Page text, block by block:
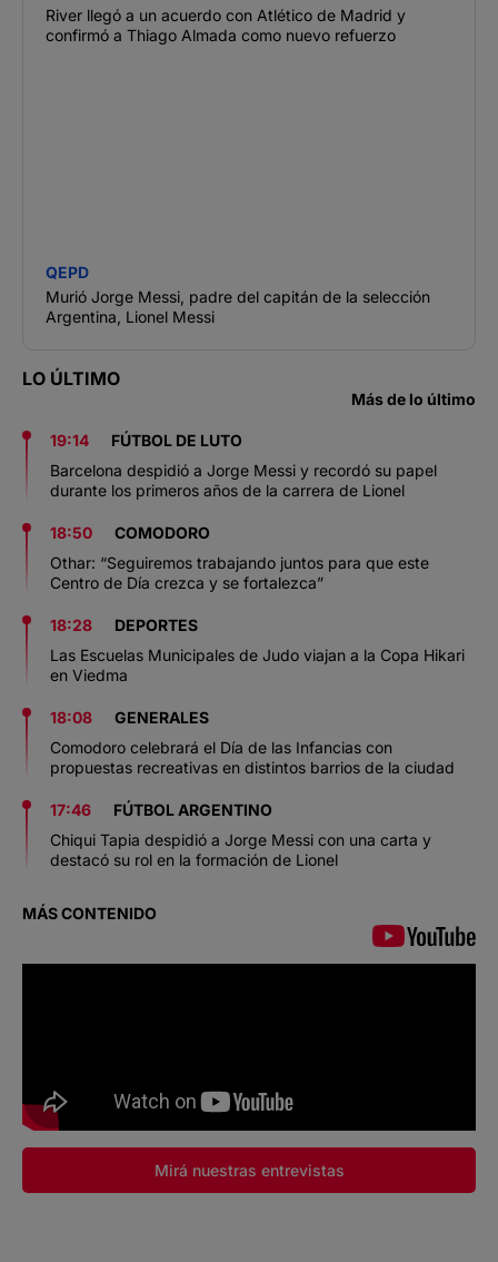
River llegó a un acuerdo con Atlético de Madrid y
confirmó a Thiago Almada como nuevo refuerzo
QEPD
Murió Jorge Messi, padre del capitán de la selección
Argentina, Lionel Messi
LO ÚLTIMO
Más de lo último
19:14
FÚTBOL DE LUTO
Barcelona despidió a Jorge Messi y recordó su papel
durante los primeros años de la carrera de Lionel
18:50
COMODORO
Othar: “Seguiremos trabajando juntos para que este
Centro de Día crezca y se fortalezca”
18:28
DEPORTES
Las Escuelas Municipales de Judo viajan a la Copa Hikari
en Viedma
18:08
GENERALES
Comodoro celebrará el Día de las Infancias con
propuestas recreativas en distintos barrios de la ciudad
17:46
FÚTBOL ARGENTINO
Chiqui Tapia despidió a Jorge Messi con una carta y
destacó su rol en la formación de Lionel
MÁS CONTENIDO
Mirá nuestras entrevistas